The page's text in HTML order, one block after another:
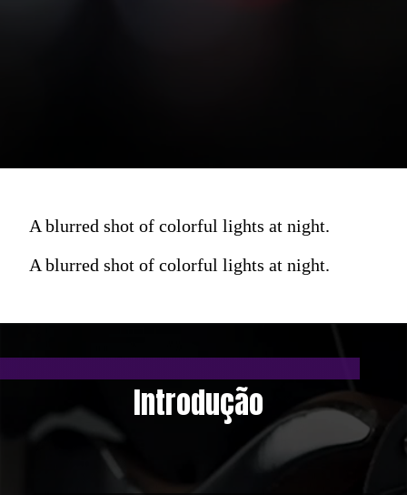
A blurred shot of colorful lights at night.
A blurred shot of colorful lights at night.
Introdução